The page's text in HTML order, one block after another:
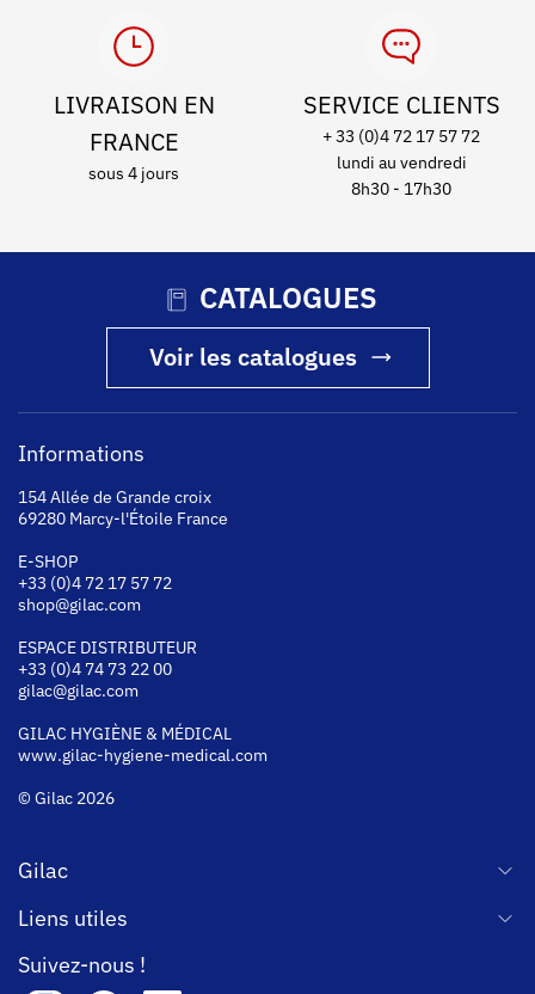
LIVRAISON EN
FRANCE
sous 4 jours
SERVICE CLIENTS
+ 33 (0)4 72 17 57 72
lundi au vendredi
8h30 - 17h30
CATALOGUES
Voir les catalogues
Informations
154 Allée de Grande croix
69280 Marcy-l'Étoile France
E-SHOP
+33 (0)4 72 17 57 72
shop@gilac.com
ESPACE DISTRIBUTEUR
+33 (0)4 74 73 22 00
gilac@gilac.com
GILAC HYGIÈNE & MÉDICAL
www.gilac-hygiene-medical.com
© Gilac 2026
Gilac
Liens utiles
Suivez-nous !